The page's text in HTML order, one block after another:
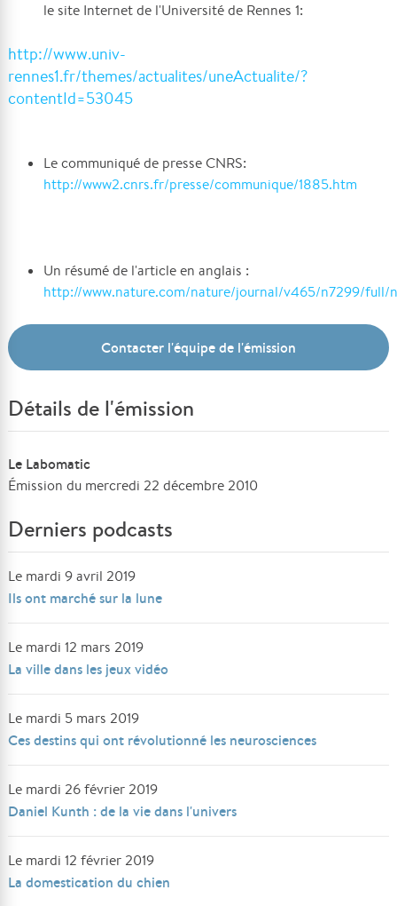
le site Internet de l'Université de Rennes 1:
http://www.univ-
rennes1.fr/themes/actualites/uneActualite/?
contentId=53045
Le communiqué de presse CNRS:
http://www2.cnrs.fr/presse/communique/1885.htm
Un résumé de l'article en anglais :
http://www.nature.com/nature/journal/v465/n7299/full/
Contacter l'équipe de l'émission
Détails de l'émission
Le Labomatic
Émission du mercredi 22 décembre 2010
Derniers podcasts
Le mardi 9 avril 2019
Ils ont marché sur la lune
Le mardi 12 mars 2019
La ville dans les jeux vidéo
Le mardi 5 mars 2019
Ces destins qui ont révolutionné les neurosciences
Le mardi 26 février 2019
Daniel Kunth : de la vie dans l'univers
Le mardi 12 février 2019
La domestication du chien